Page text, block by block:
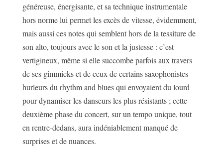
généreuse, énergisante, et sa technique instrumentale
hors norme lui permet les excès de vitesse, évidemment,
mais aussi ces notes qui semblent hors de la tessiture de
son alto, toujours avec le son et la justesse : c’est
vertigineux, même si elle succombe parfois aux travers
de ses gimmicks et de ceux de certains saxophonistes
hurleurs du rhythm and blues qui envoyaient du lourd
pour dynamiser les danseurs les plus résistants ; cette
deuxième phase du concert, sur un tempo unique, tout
en rentre-dedans, aura indéniablement manqué de
surprises et de nuances.